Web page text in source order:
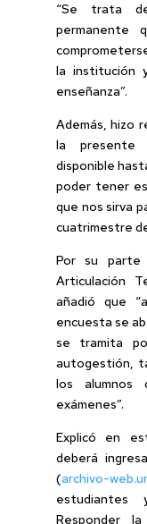
“Se trata
permanente
la institución
enseñanza”.
Además, hizo
la presente
disponible
poder tener
que nos sirva
cuatrimestre
Por su parte
Articulación
añadió que
encuesta se
se tramita
autogestión,
los alumnos
exámenes”.
Explicó en
deberá
(archivo-
estudiantes
Responder